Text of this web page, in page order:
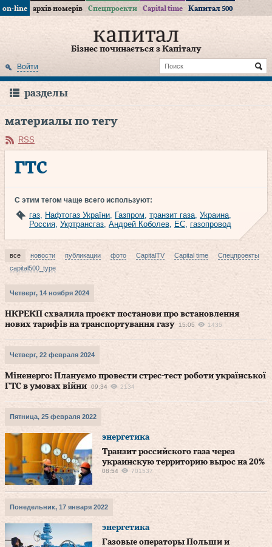
on-line архів номерів Спецпроекти Capital time Капитал 500
Бізнес починається з Капіталу
Войти
разделы
материалы по тегу
RSS
ГТС
С этим тегом чаще всего используют:
газ, Нафтогаз України, Газпром, транзит газа, Украина,
Россия, Укртрансгаз, Андрей Коболев, ЕС, газопровод
все новости публикации фото CapitalTV Capital time
Спецпроекты
capital500_type
Четверг, 14 ноября 2024
НКРЕКП схвалила проєкт постанови про встановлення
нових тарифів на транспортування газу
15:05 1435
Четверг, 22 февраля 2024
Міненерго: Плануємо провести стрес-тест роботи української
ГТС в умовах війни
09:34 2134
Пятница, 25 февраля 2022
энергетика
Транзит российского газа через
украинскую территорию вырос на 20%
08:54 701537
Понедельник, 17 января 2022
энергетика
Газовые операторы Польши и